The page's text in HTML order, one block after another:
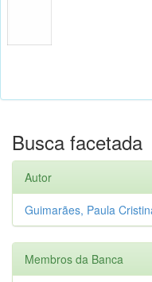
Busca facetada
Autor
Guimarães, Paula
Membros da Banca